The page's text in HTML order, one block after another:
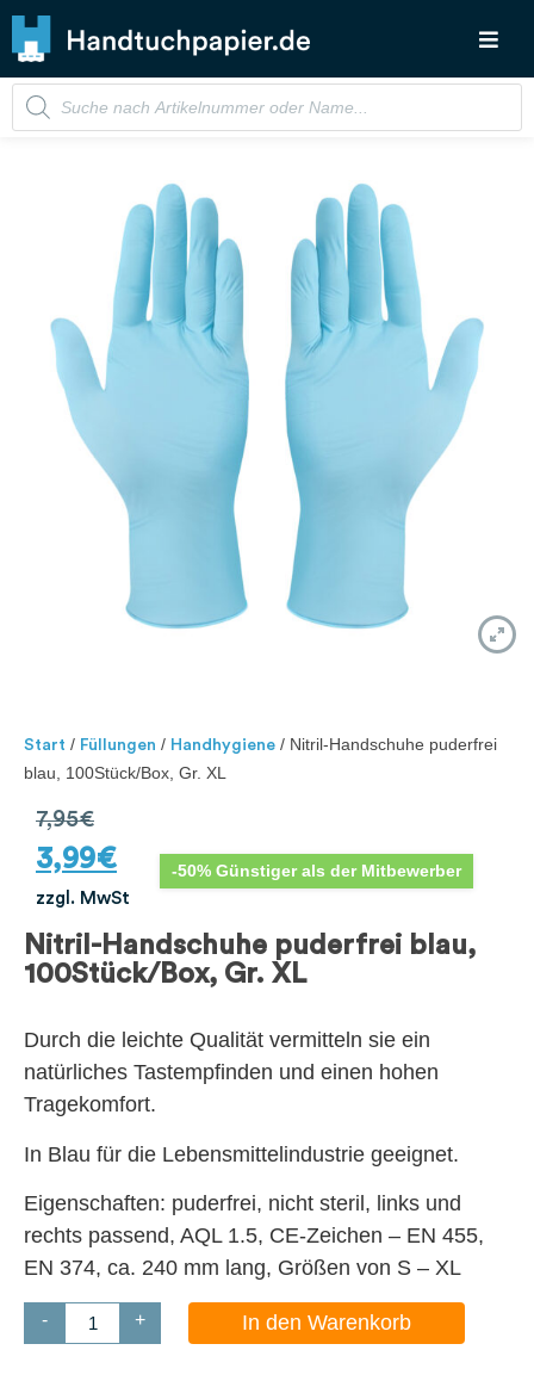
Start / Füllungen / Handhygiene / Nitril-Handschuhe puderfrei
blau, 100Stück/Box, Gr. XL
7,95€
3,99€
zzgl. MwSt
-50% Günstiger als der Mitbewerber
Nitril-Handschuhe puderfrei blau,
100Stück/Box, Gr. XL
Durch die leichte Qualität vermitteln sie ein
natürliches Tastempfinden und einen hohen
Tragekomfort.
In Blau für die Lebensmittelindustrie geeignet.
Eigenschaften: puderfrei, nicht steril, links und
rechts passend, AQL 1.5, CE-Zeichen – EN 455,
EN 374, ca. 240 mm lang, Größen von S – XL
- + In den Warenkorb